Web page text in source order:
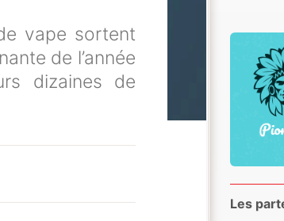
vape sortent
de l’année
dizaines de
Les